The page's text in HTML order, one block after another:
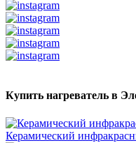
Купить нагреватель в
Керамический